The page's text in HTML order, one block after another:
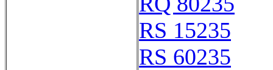
RS 15235
RS 60235